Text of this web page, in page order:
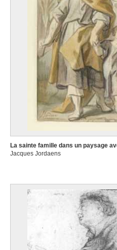
La sainte famille dans un paysage
Jacques Jordaens